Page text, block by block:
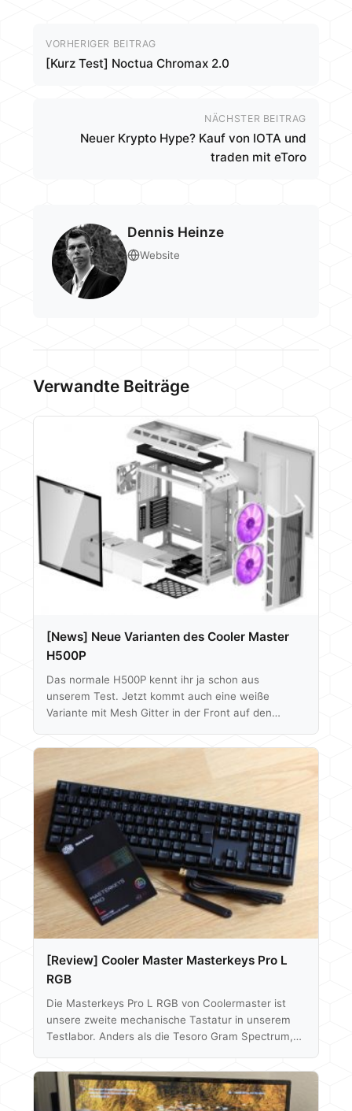
VORHERIGER BEITRAG
[Kurz Test] Noctua Chromax 2.0
NÄCHSTER BEITRAG
Neuer Krypto Hype? Kauf von IOTA und
traden mit eToro
Dennis Heinze
Website
Verwandte Beiträge
[News] Neue Varianten des Cooler Master
H500P
Das normale H500P kennt ihr ja schon aus
unserem Test. Jetzt kommt auch eine weiße
Variante mit Mesh Gitter in der Front auf den
diesem Mesh geben um den Airflow zu verbessern.
Berlin, Deutschland – Cooler Master, ein
preisgekrönter Hersteller von Computerhardware,
gibt den Produktstart des MasterCase H500P Weiß
bekannt. Für Systeme, die bis an ihre
Leistungsgrenzen gefordert…
[Review] Cooler Master Masterkeys Pro L
RGB
Die Masterkeys Pro L RGB von Coolermaster ist
unsere zweite mechanische Tastatur in unserem
Testlabor. Anders als die Tesoro Gram Spectrum,
Zusätzlich besitzt sie gegenüber der Tesoro Gram
höhere Tasten. Die Masterkeys Pro L RGB hat, wie
der Name schon verrät, eine RGB-Beleuchtung und